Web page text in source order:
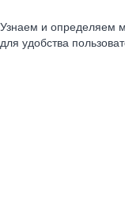
Узнаем и определяем
для удобства